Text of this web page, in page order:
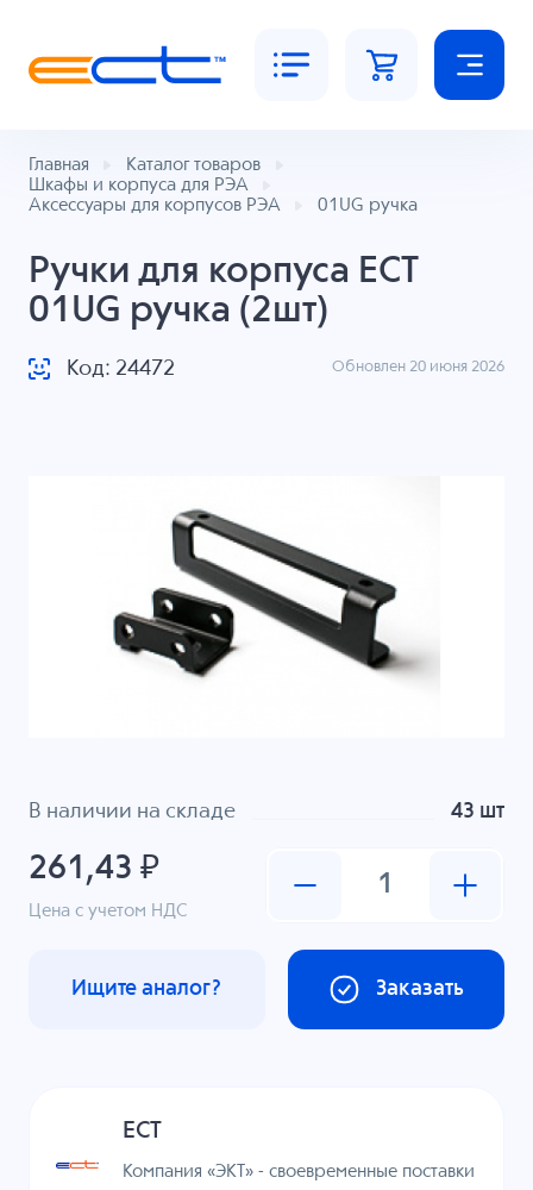
Главная
Каталог товаров
Шкафы и корпуса для РЭА
Аксессуары для корпусов РЭА
01UG ручка
Ручки для корпуса ECT
01UG ручка (2шт)
Код: 24472 Обновлен 20 июня 2026
В наличии на складе 43 шт
261,43 ₽
Цена с учетом НДС
Заказать
Ищите аналог?
ECT
Компания «ЭКТ» - своевременные поставки